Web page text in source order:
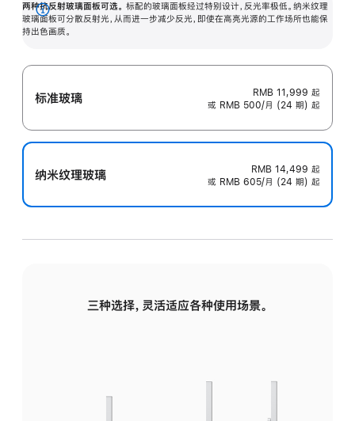
两种抗反射玻璃面板可选。 标配的玻璃面板经过特别设计，反光率极低。纳米纹理
玻璃面板可分散反射光，从而进一步减少反光，即使在高亮光源的工作场所也能保
持出色画质。
展
开
标准玻璃 RMB 11,999 起
或 RMB 500/月 (24 期) 起
纳米纹理玻璃 RMB 14,499 起
或 RMB 605/月 (24 期) 起
三种选择，灵活适应各种使用场景。